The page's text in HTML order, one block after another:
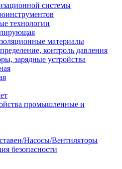
системы
технологии
материалы
контроль давления
зарядные устройства
промышленные и
Насосы/Вентиляторы
безопасности